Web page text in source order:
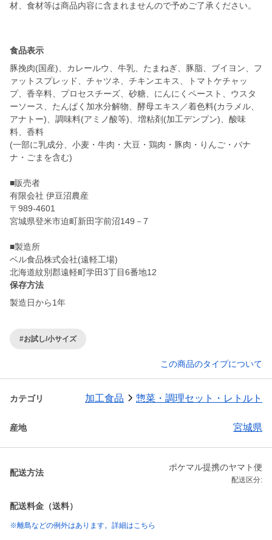
材、食材等は商品内容に含まれませんので予めご了承ください。
食品表示
豚挽肉(国産)、カレールウ、牛乳、たまねぎ、豚脂、ブイヨン、フ
ァットスプレッド、チャツネ、チキンエキス、トマトケチャッ
プ、香辛料、プロセスチーズ、砂糖、にんにくペースト、ウスタ
ーソース、たんぱく加水分解物、酵母エキス／着色料(カラメル、
アナトー)、調味料(アミノ酸等)、増粘剤(加工デンプン)、酸味
料、香料
(一部に乳成分、小麦・牛肉・大豆・鶏肉・豚肉・りんご・バナ
ナ・ごまを含む)
■販売者
有限会社 伊豆沼農産
〒989-4601
宮城県登米市迫町新田字前沼149－7
■製造所
ベル食品株式会社(遠軽工場)
北海道紋別郡遠軽町学田3丁目6番地12
保存方法
製造日から1年
#お試し/小サイズ
この商品のタイプについて
カテゴリ 加工食品 惣菜・調理セット・レトルト
産地 宮城県
配送方法
ポケマル提携のヤマト便
配送区分:
配送料金（送料）
※離島などの例外はあります。詳細はこちら